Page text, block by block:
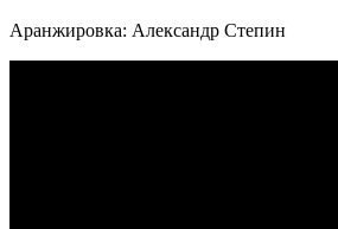
Аранжировка: Александр Степин